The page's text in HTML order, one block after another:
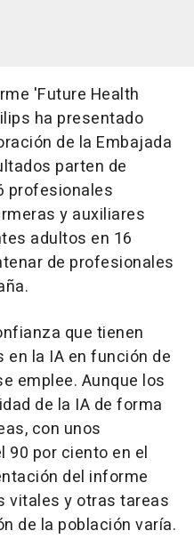
'Future Health
ha presentado
de la Embajada
parten de
profesionales
y auxiliares
adultos en 16
de profesionales
que tienen
la IA en función de
emplee. Aunque los
de la IA de forma
con unos
90 por ciento en el
del informe
vitales y otras tareas
de la población varía.